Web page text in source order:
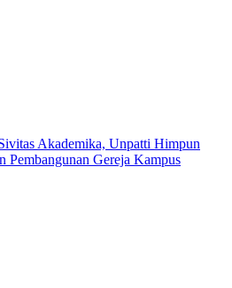
Akademika, Unpatti Himpun
Pembangunan Gereja Kampus